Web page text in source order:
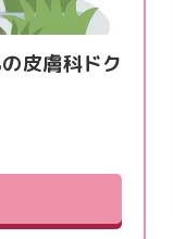
皮膚科ドク